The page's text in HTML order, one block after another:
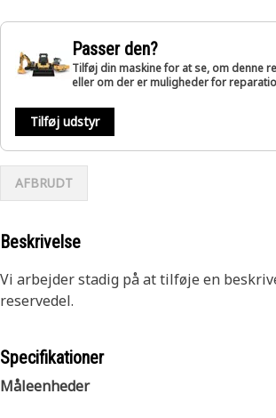
Passer den?
Tilføj din maskine for at se, om denne
eller om der er muligheder for
Tilføj udstyr
AFBRUDT
Beskrivelse
Vi arbejder stadig på at tilføje en
reservedel.
Specifikationer
Måleenheder